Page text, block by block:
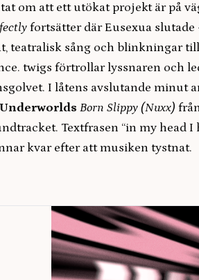
om att ett utökat projekt är på
fortsätter där Eusexua
teatralisk sång och blinkningar
twigs förtrollar lyssnaren och
I låtens avslutande minut
Underworlds Born Slippy (Nuxx)
Textfrasen “in my head I
kvar efter att musiken tystnat.